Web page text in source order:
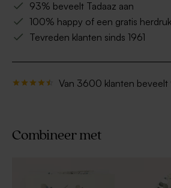
93% beveelt Tadaaz aan
100% happy of een gratis herdruk
Tevreden klanten sinds 1961
Van 3600 klanten beveelt
Combineer met